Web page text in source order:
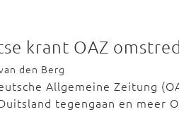
krant OAZ
den Berg
Allgemeine Zeitung
tegengaan en meer